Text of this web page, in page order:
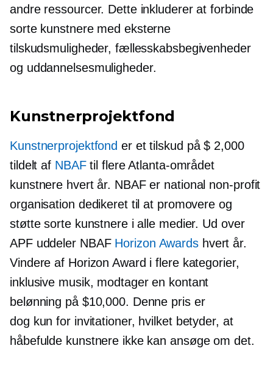
andre ressourcer. Dette inkluderer at forbinde
sorte kunstnere med eksterne
tilskudsmuligheder, fællesskabsbegivenheder
og uddannelsesmuligheder.
Kunstnerprojektfond
Kunstnerprojektfond er et tilskud på $ 2,000
tildelt af NBAFtil flereAtlanta-området
kunstnere hvert år. NBAF er national non-profit
organisation dedikeret til at promovere og
støtte sorte kunstnere i alle medier. Ud over
APF uddeler NBAF Horizon Awardshvert år.
Vindere af Horizon Award i flere kategorier,
inklusive musik, modtager en kontant
belønning på $10,000. Denne pris er
dog kun for invitationer, hvilket betyder, at
håbefulde kunstnere ikke kan ansøge om det.